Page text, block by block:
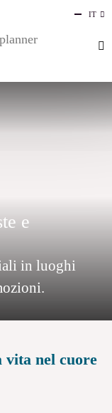
IT
e
in luoghi
nel cuore